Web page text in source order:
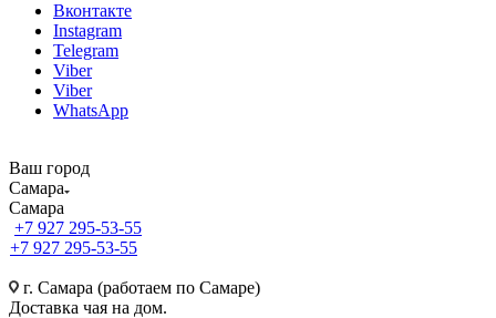
Вконтакте
Instagram
Telegram
Viber
Viber
WhatsApp
Ваш город
Самара
Самара
+7 927 295-53-55
+7 927 295-53-55
г. Самара (работаем по Самаре)
Доставка чая на дом.